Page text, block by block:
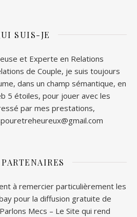
SUIS-JE
et Experte en Relations
de Couple, je suis toujours
dans un champ sémantique, en
5 étoiles, pour jouer avec les
par mes prestations,
à remercier particulièrement les
pour la diffusion gratuite de
Parlons Mecs – Le Site qui rend